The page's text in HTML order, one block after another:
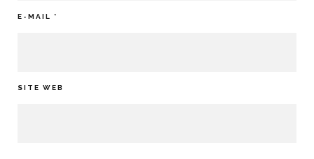
E-MAIL *
SITE WEB